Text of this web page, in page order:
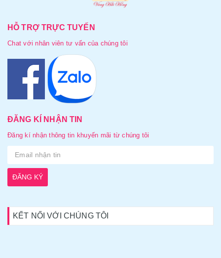
HỖ TRỢ TRỰC TUYẾN
Chat với nhân viên tư vấn của chúng tôi
ĐĂNG KÍ NHẬN TIN
Đăng kí nhận thông tin khuyến mãi từ chúng tôi
ĐĂNG KÝ
KẾT NỐI VỚI CHÚNG TÔI